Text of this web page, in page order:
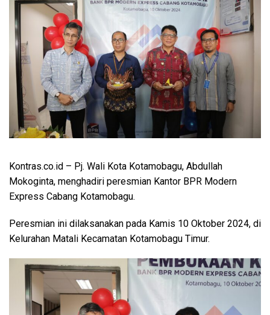
Kontras.co.id – Pj. Wali Kota Kotamobagu, Abdullah
Mokoginta, menghadiri peresmian Kantor BPR Modern
Express Cabang Kotamobagu.
Peresmian ini dilaksanakan pada Kamis 10 Oktober 2024, di
Kelurahan Matali Kecamatan Kotamobagu Timur.